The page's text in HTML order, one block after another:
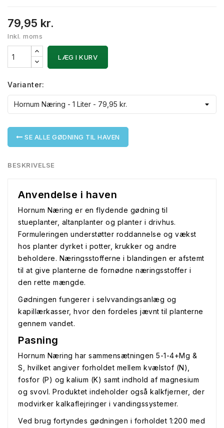
79,95 kr.
Inkl. moms
LÆG I KURV
Varianter:
SE ALLE GØDNING TIL HAVEN
BESKRIVELSE
Anvendelse i haven
Hornum Næring er en flydende gødning til
stueplanter, altanplanter og planter i drivhus.
Formuleringen understøtter roddannelse og vækst
hos planter dyrket i potter, krukker og andre
beholdere. Næringsstofferne i blandingen er afstemt
til at give planterne de fornødne næringsstoffer i
den rette mængde.
Gødningen fungerer i selvvandingsanlæg og
kapillærkasser, hvor den fordeles jævnt til planterne
gennem vandet.
Pasning
Hornum Næring har sammensætningen 5-1-4+Mg &
S, hvilket angiver forholdet mellem kvælstof (N),
fosfor (P) og kalium (K) samt indhold af magnesium
og svovl. Produktet indeholder også kalkfjerner, der
modvirker kalkaflejringer i vandingssystemer.
Ved brug fortyndes gødningen i forholdet 1:200 med